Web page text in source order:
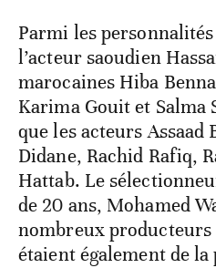
Parmi les
l’acteur saoudien
marocaines Hiba
Karima Gouit et Salma
que les acteurs Assaad
Didane, Rachid Rafiq,
Hattab. Le
de 20 ans, Mohamed
nombreux producteurs
étaient également de la